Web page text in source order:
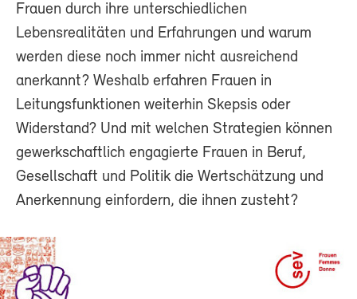
Frauen durch ihre unterschiedlichen
Lebensrealitäten und Erfahrungen und warum
werden diese noch immer nicht ausreichend
anerkannt? Weshalb erfahren Frauen in
Leitungsfunktionen weiterhin Skepsis oder
Widerstand? Und mit welchen Strategien können
gewerkschaftlich engagierte Frauen in Beruf,
Gesellschaft und Politik die Wertschätzung und
Anerkennung einfordern, die ihnen zusteht?